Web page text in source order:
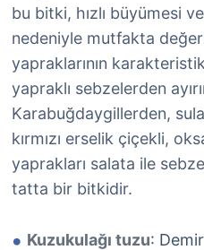
bu bitki, hızlı büyümesi
nedeniyle mutfakta
yapraklarının
yapraklı sebzelerden
Karabuğdaygillerden,
kırmızı erselik çiçekli,
yaprakları salata ile
tatta bir bitkidir.
Kuzukulağı tuzu: